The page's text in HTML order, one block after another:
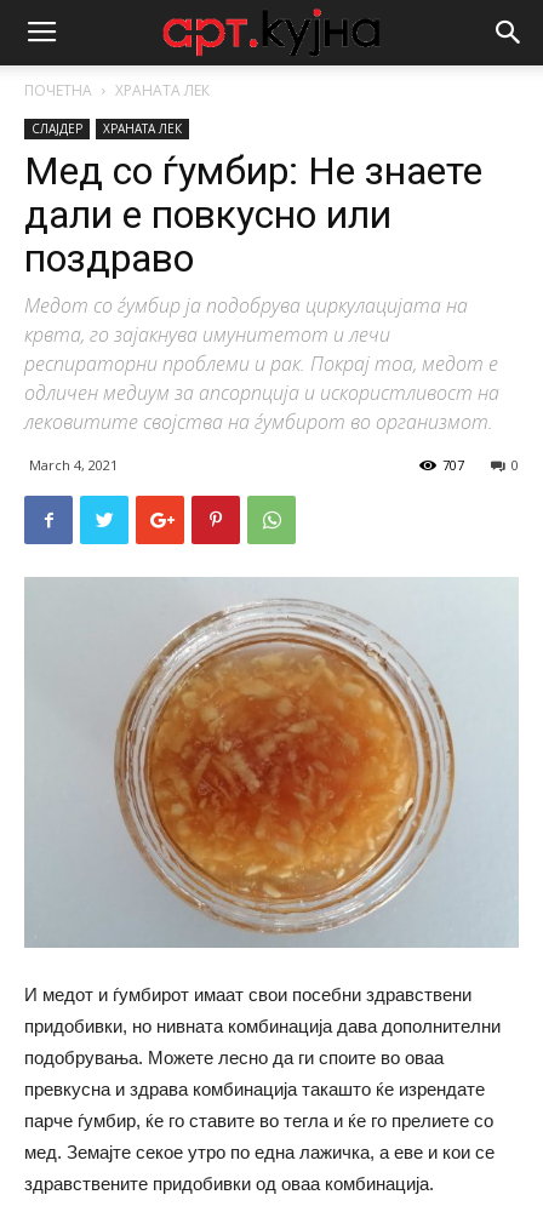
ПОЧЕТНА ХРАНАТА ЛЕК
СЛАЈДЕР ХРАНАТА ЛЕК
Мед со ѓумбир: Не знаете
дали е повкусно или
поздраво
Медот со ѓумбир ја подобрува циркулацијата на
крвта, го зајакнува имунитетот и лечи
респираторни проблеми и рак. Покрај тоа, медот е
одличен медиум за апсорпција и искористливост на
лековитите својства на ѓумбирот во организмот.
March 4, 2021 0
707
И медот и ѓумбирот имаат свои посебни здравствени
придобивки, но нивната комбинација дава дополнителни
подобрувања. Можете лесно да ги споите во оваа
превкусна и здрава комбинација такашто ќе изрендате
парче ѓумбир, ќе го ставите во тегла и ќе го прелиете со
мед. Земајте секое утро по една лажичка, а еве и кои се
здравствените придобивки од оваа комбинација.